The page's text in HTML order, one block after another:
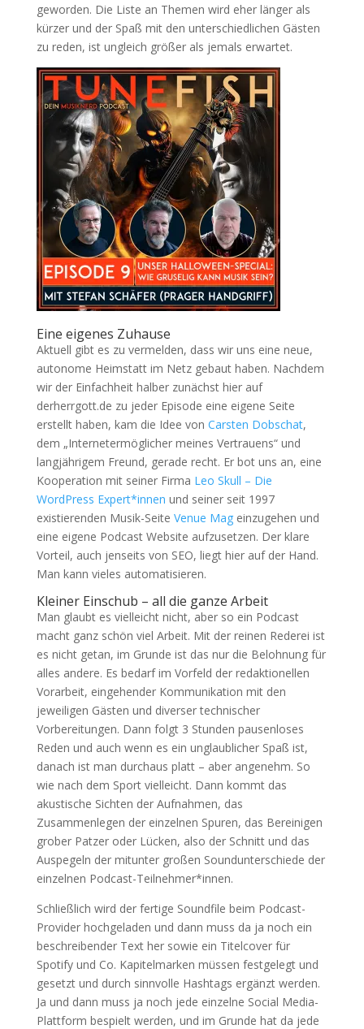
geworden. Die Liste an Themen wird eher länger als
kürzer und der Spaß mit den unterschiedlichen Gästen
zu reden, ist ungleich größer als jemals erwartet.
Eine eigenes Zuhause
Aktuell gibt es zu vermelden, dass wir uns eine neue,
autonome Heimstatt im Netz gebaut haben. Nachdem
wir der Einfachheit halber zunächst hier auf
derherrgott.de zu jeder Episode eine eigene Seite
erstellt haben, kam die Idee von Carsten Dobschat,
dem „Internetermöglicher meines Vertrauens“ und
langjährigem Freund, gerade recht. Er bot uns an, eine
Kooperation mit seiner Firma Leo Skull – Die
WordPress Expert*innen und seiner seit 1997
existierenden Musik-Seite Venue Mageinzugehen und
eine eigene Podcast Website aufzusetzen. Der klare
Vorteil, auch jenseits von SEO, liegt hier auf der Hand.
Man kann vieles automatisieren.
Kleiner Einschub – all die ganze Arbeit
Man glaubt es vielleicht nicht, aber so ein Podcast
macht ganz schön viel Arbeit. Mit der reinen Rederei ist
es nicht getan, im Grunde ist das nur die Belohnung für
alles andere. Es bedarf im Vorfeld der redaktionellen
Vorarbeit, eingehender Kommunikation mit den
jeweiligen Gästen und diverser technischer
Vorbereitungen. Dann folgt 3 Stunden pausenloses
Reden und auch wenn es ein unglaublicher Spaß ist,
danach ist man durchaus platt – aber angenehm. So
wie nach dem Sport vielleicht. Dann kommt das
akustische Sichten der Aufnahmen, das
Zusammenlegen der einzelnen Spuren, das Bereinigen
grober Patzer oder Lücken, also der Schnitt und das
Auspegeln der mitunter großen Soundunterschiede der
einzelnen Podcast-Teilnehmer*innen.
Schließlich wird der fertige Soundfile beim Podcast-
Provider hochgeladen und dann muss da ja noch ein
beschreibender Text her sowie ein Titelcover für
Spotify und Co. Kapitelmarken müssen festgelegt und
gesetzt und durch sinnvolle Hashtags ergänzt werden.
Ja und dann muss ja noch jede einzelne Social Media-
Plattform bespielt werden, und im Grunde hat da jede